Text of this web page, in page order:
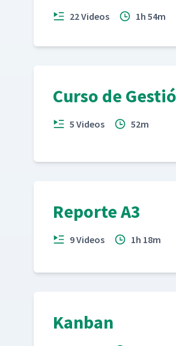
22 Videos 1h 54m
Curso de
5 Videos 52m
Reporte A3
9 Videos 1h 18m
Kanban